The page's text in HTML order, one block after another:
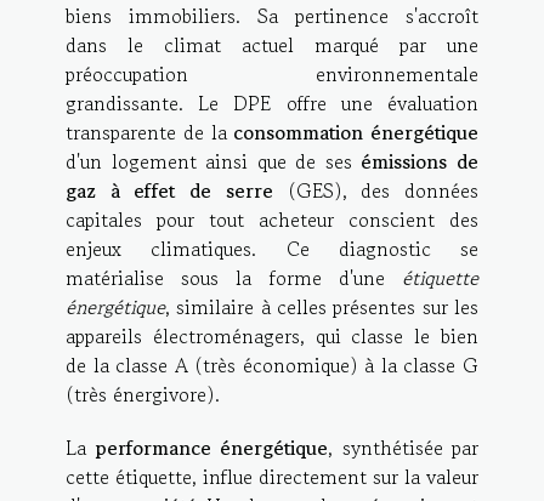
biens immobiliers. Sa pertinence s'accroît
dans le climat actuel marqué par une
préoccupation environnementale
grandissante. Le DPE offre une évaluation
transparente de la consommation énergétique
d'un logement ainsi que de ses émissions de
gaz à effet de serre (GES), des données
capitales pour tout acheteur conscient des
enjeux climatiques. Ce diagnostic se
matérialise sous la forme d'une étiquette
énergétique, similaire à celles présentes sur les
appareils électroménagers, qui classe le bien
de la classe A (très économique) à la classe G
(très énergivore).
La performance énergétique, synthétisée par
cette étiquette, influe directement sur la valeur